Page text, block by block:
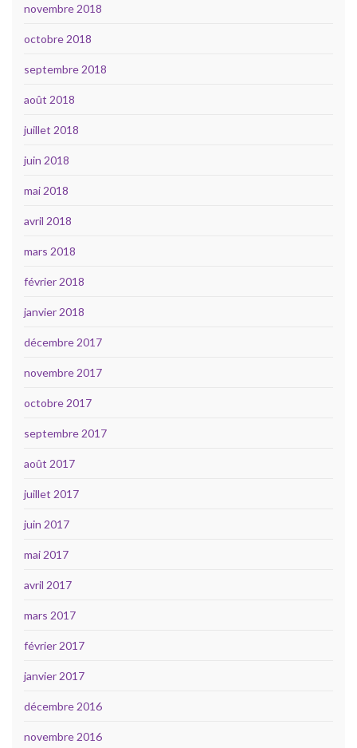
novembre 2018
octobre 2018
septembre 2018
août 2018
juillet 2018
juin 2018
mai 2018
avril 2018
mars 2018
février 2018
janvier 2018
décembre 2017
novembre 2017
octobre 2017
septembre 2017
août 2017
juillet 2017
juin 2017
mai 2017
avril 2017
mars 2017
février 2017
janvier 2017
décembre 2016
novembre 2016